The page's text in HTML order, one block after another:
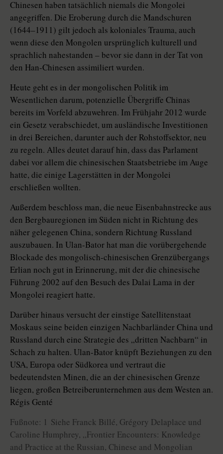
Chinesen haben tatsächlich niemals die Mongolei
angegriffen. Die Eroberung durch die Mandschuren
(1644–1911) gilt jedoch als koloniales Trauma, auch
wenn diese den Mongolen ursprünglich kulturell und
sprachlich nahestanden – bevor sie dann in der Tat von
den Han-Chinesen assimiliert wurden.
Heute geht es in der mongolischen Politik im
Wesentlichen darum, potenzielle Übergriffe Chinas
bereits im Vorfeld abzuwehren. Im Frühjahr 2012 wurde
ein Gesetz verabschiedet, um ausländische Investitionen
in drei Bereichen, darunter auch der Rohstoffsektor, neu
zu regeln. Alles deutet darauf hin, dass das Parlament
dabei vor allem die chinesischen Staatsbetriebe im Auge
hatte, die einige Lagerstätten in der Mongolei
erschließen wollten.
Außerdem beschloss man, die neue Eisenbahnstrecke aus
den Bergbauregionen im Süden nicht in Richtung des
näher gelegenen China, sondern Richtung Russland
auszubauen. In Ulan-Bator hat man die vorübergehende
Blockade des mongolisch-chinesischen Grenzübergangs
Erlian noch gut in Erinnerung, mit der die chinesische
Führung 2002 auf den Besuch des Dalai Lama in der
Mongolei reagiert hatte.
Darüber hinaus versucht der einstige Satellitenstaat
Moskaus seine beiden einzigen Nachbarländer China und
Russland durch eine Strategie des „dritten Nachbarn“ in
Schach zu halten. Ulan-Bator knüpft Beziehungen zu den
USA, Europa oder Südkorea und vertraut die
bedeutendsten Minen, die an der chinesischen Grenze
liegen, großen Betreiberunternehmen aus dem Westen an.
Régis Genté
Fußnote: 1 Siehe Franck Billé, Grégory Delaplace und
Caroline Humphrey, „Frontier Encounters: Knowledge
and Practice at the Russian, Chinese and Mongolian